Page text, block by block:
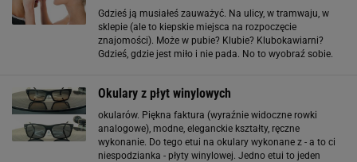
Gdzieś ją musiałeś zauważyć. Na ulicy, w tramwaju, w
sklepie (ale to kiepskie miejsca na rozpoczęcie
znajomości). Może w pubie? Klubie? Klubokawiarni?
Gdzieś, gdzie jest miło i nie pada. No to wyobraź sobie.
Okulary z płyt winylowych
okularów. Piękna faktura (wyraźnie widoczne rowki
analogowe), modne, eleganckie kształty, ręczne
wykonanie. Do tego etui na okulary wykonane z - a to ci
niespodzianka - płyty winylowej. Jedno etui to jeden